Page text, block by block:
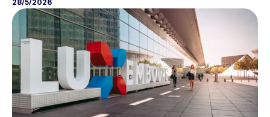
luxemburgische System fragil, gefangen zwischen
der Abhängigkeit von Grenzgängern,
unzureichenden Ausbildungskapazitäten und
mangelnder Attraktivität.
28/5/2026